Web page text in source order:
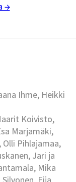
→
Ihme, Heikki
Koivisto,
Marjamäki,
Olli Pihlajamaa,
Jari ja
Mika